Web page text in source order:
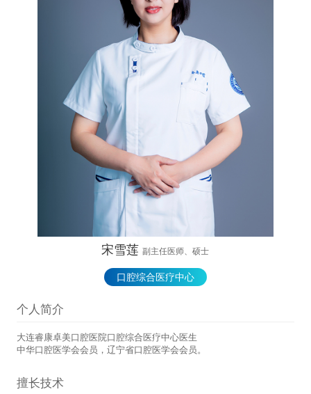
宋雪莲副主任医师、硕士
口腔综合医疗中心
个人简介
大连睿康卓美口腔医院口腔综合医疗中心医生
中华口腔医学会会员，辽宁省口腔医学会会员。
擅长技术